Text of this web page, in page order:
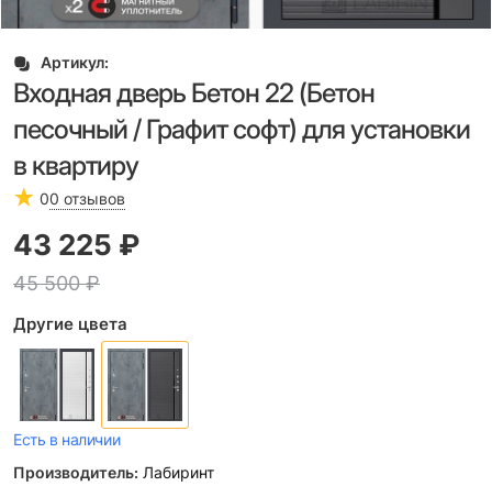
Артикул:
Входная дверь Бетон 22 (Бетон
песочный / Графит софт) для установки
в квартиру
00 отзывов
45 500 ₽
43 225 ₽
Другие цвета
Есть в наличии
Производитель: Лабиринт